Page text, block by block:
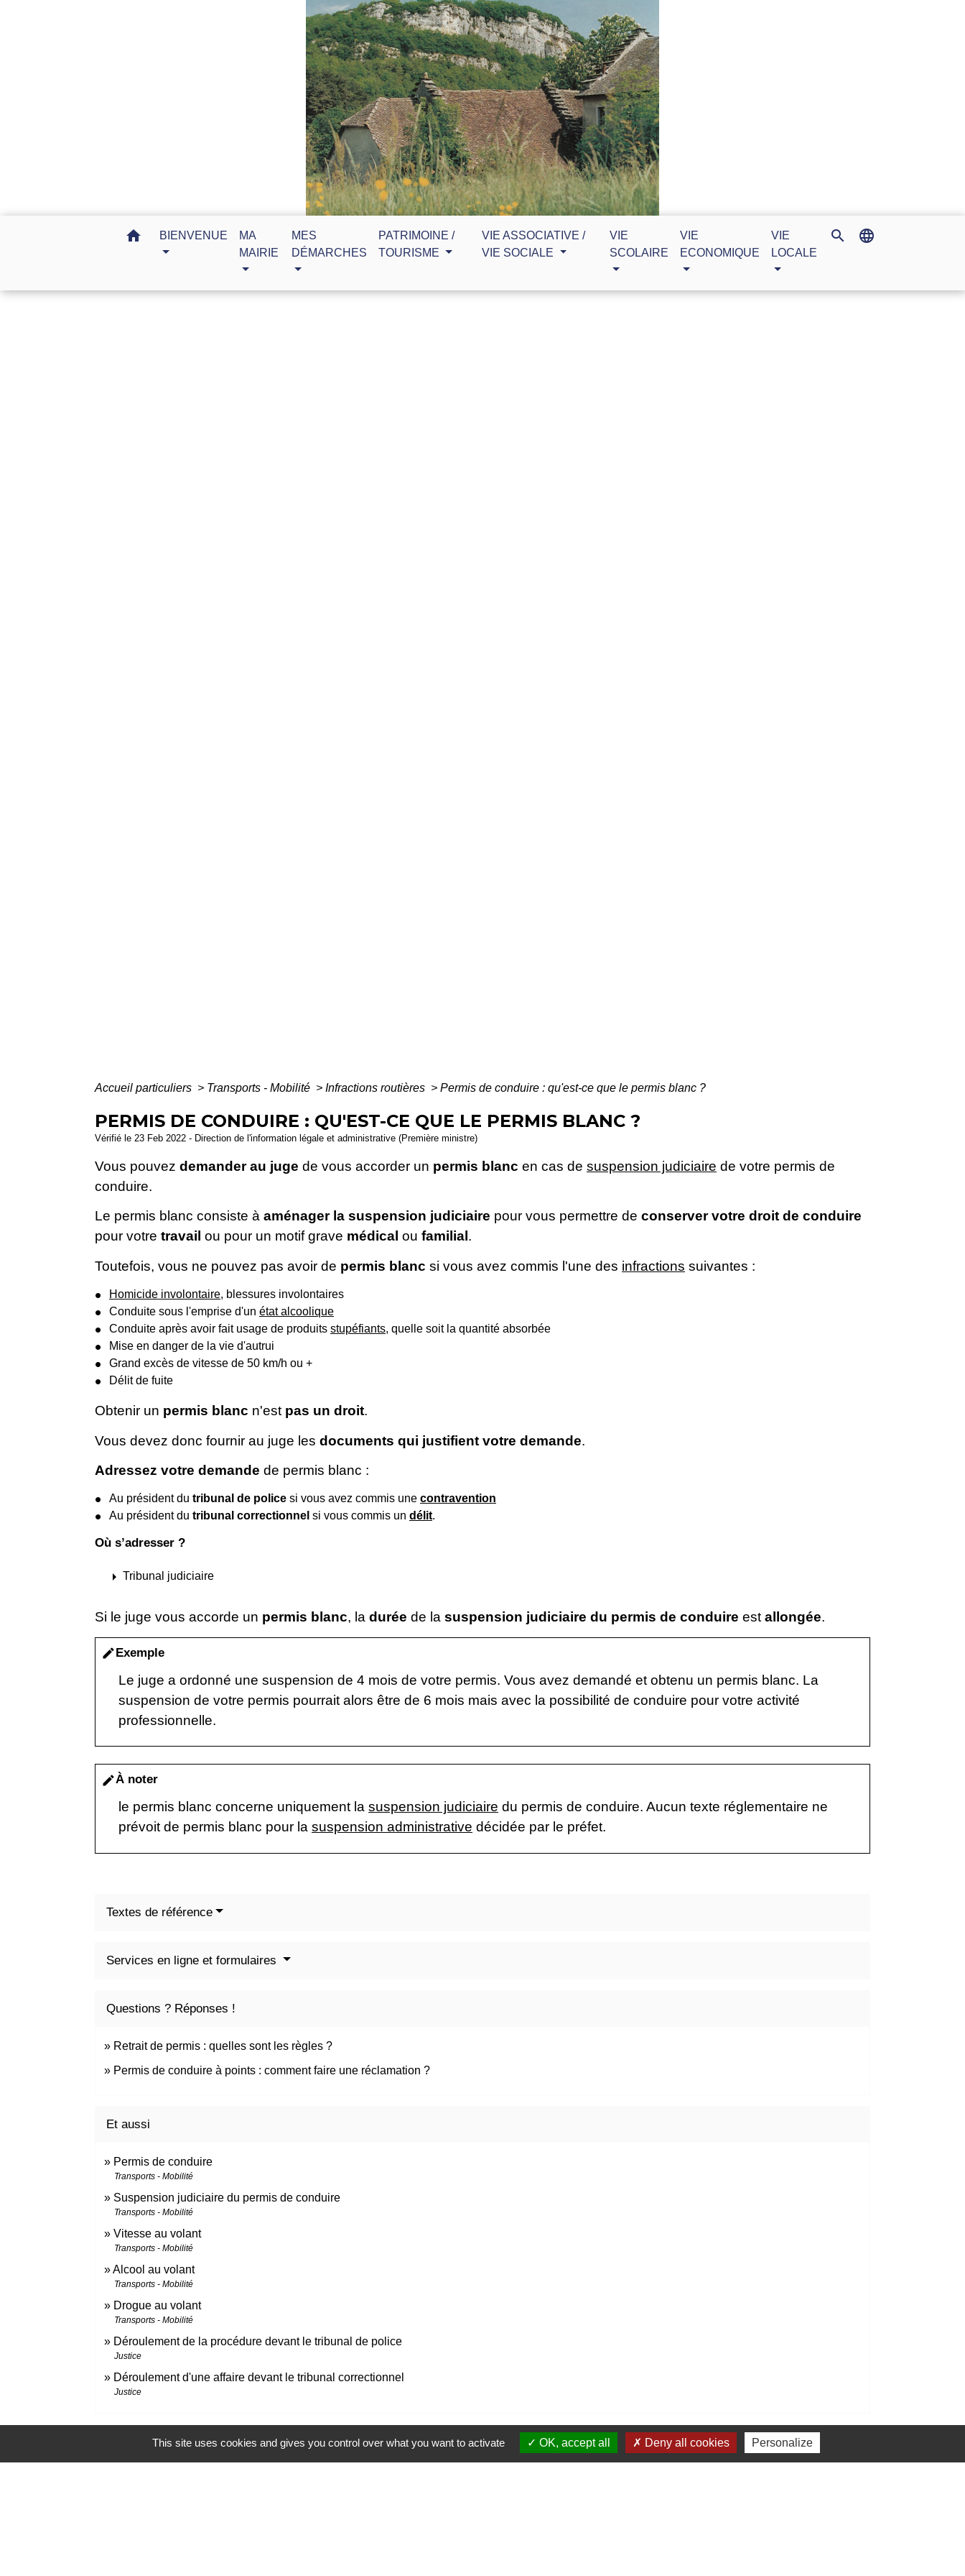
home BIENVENUE
MA
MAIRIE
MES
DÉMARCHES
PATRIMOINE /
TOURISME
VIE ASSOCIATIVE /
VIE SOCIALE
VIE
SCOLAIRE
VIE
ECONOMIQUE
VIE
LOCALE
search language
Accueil particuliers > Transports - Mobilité > Infractions routières > Permis de conduire : qu'est-ce que le permis blanc ?
PERMIS DE CONDUIRE : QU'EST-CE QUE LE PERMIS BLANC ?
Vérifié le 23 Feb 2022 - Direction de l'information légale et administrative (Première ministre)
Vous pouvez demander au juge de vous accorder un permis blanc en cas de suspension judiciaire de votre permis de
conduire.
Le permis blanc consiste à aménager la suspension judiciaire pour vous permettre de conserver votre droit de conduire
pour votre travail ou pour un motif grave médical ou familial .
Toutefois, vous ne pouvez pas avoir de permis blanc si vous avez commis l'une des infractions suivantes :
Homicide involontaire, blessures involontaires
Conduite sous l'emprise d'un état alcoolique
Conduite après avoir fait usage de produits stupéfiants, quelle soit la quantité absorbée
Mise en danger de la vie d'autrui
Grand excès de vitesse de 50 km/h ou +
Délit de fuite
Obtenir un permis blanc n'est pas un droit.
Vous devez donc fournir au juge les documents qui justifient votre demande.
Adressez votre demande de permis blanc :
Au président du tribunal de police si vous avez commis une contravention
Au président du tribunal correctionnel si vous commis un délit.
Où s’adresser ?
arrow_right Tribunal judiciaire
Si le juge vous accorde un permis blanc, la durée de la suspension judiciaire du permis de conduire estallongée.
editExemple
Le juge a ordonné une suspension de 4 mois de votre permis. Vous avez demandé et obtenu un permis blanc. La
suspension de votre permis pourrait alors être de 6 mois mais avec la possibilité de conduire pour votre activité
professionnelle.
editÀ noter
le permis blanc concerne uniquement la suspension judiciaire du permis de conduire. Aucun texte réglementaire ne
prévoit de permis blanc pour la suspension administrative décidée par le préfet.
Textes de référence
Services en ligne et formulaires
Questions ? Réponses !
Retrait de permis : quelles sont les règles ?
Permis de conduire à points : comment faire une réclamation ?
Et aussi
Permis de conduire
Transports - Mobilité
Suspension judiciaire du permis de conduire
Transports - Mobilité
Vitesse au volant
Transports - Mobilité
Alcool au volant
Transports - Mobilité
Drogue au volant
Transports - Mobilité
Déroulement de la procédure devant le tribunal de police
Justice
Déroulement d'une affaire devant le tribunal correctionnel
Justice
Signaler une erreur sur cette page
This site uses cookies and gives you control over what you want to activate OK, accept all Deny all cookies Personalize